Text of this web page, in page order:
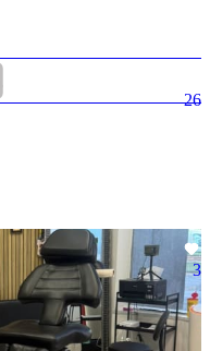
26
3